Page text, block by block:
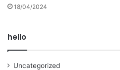
18/04/2024
hello
Uncategorized